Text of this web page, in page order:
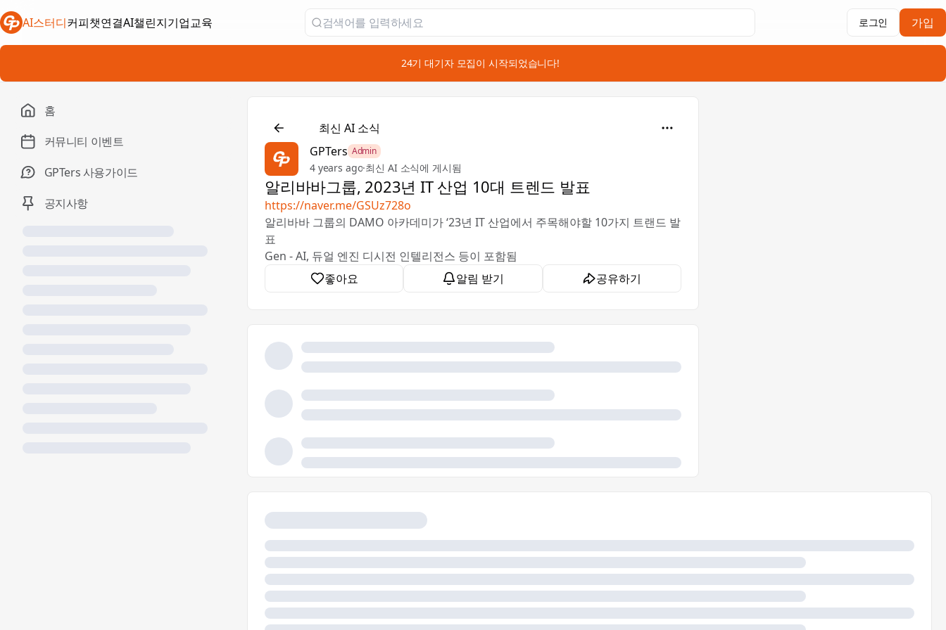
AI스터디커피챗연결
새 탭에서 열림AI챌린지
새 탭에서 열림
기업교육
새 탭에서 열림 가입
로그인
📣 24기 대기자 모집이 시작되었습니다!
홈
커뮤니티 이벤트
GPTers 사용가이드
공지사항
📰최신 AI 소식
GPTers Admin
4 years ago·최신 AI 소식에 게시됨
알리바바그룹, 2023년 IT 산업 10대 트렌드 발표
https://naver.me/GSUz728o
알리바바 그룹의 DAMO 아카데미가 ‘23년 IT 산업에서 주목해야할 10가지 트랜드 발
표
Gen - AI, 듀얼 엔진 디시전 인텔리전스 등이 포함됨
좋아요
알림 받기 공유하기